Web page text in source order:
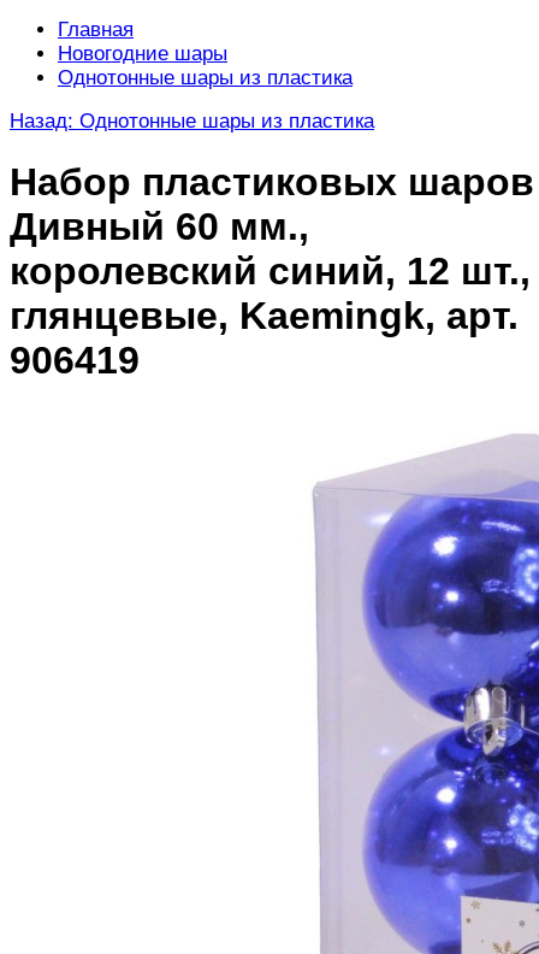
Главная
Новогодние шары
Однотонные шары из пластика
Назад: Однотонные шары из пластика
Набор пластиковых шаров
Дивный 60 мм.,
королевский синий, 12 шт.,
глянцевые, Kaemingk, арт.
906419